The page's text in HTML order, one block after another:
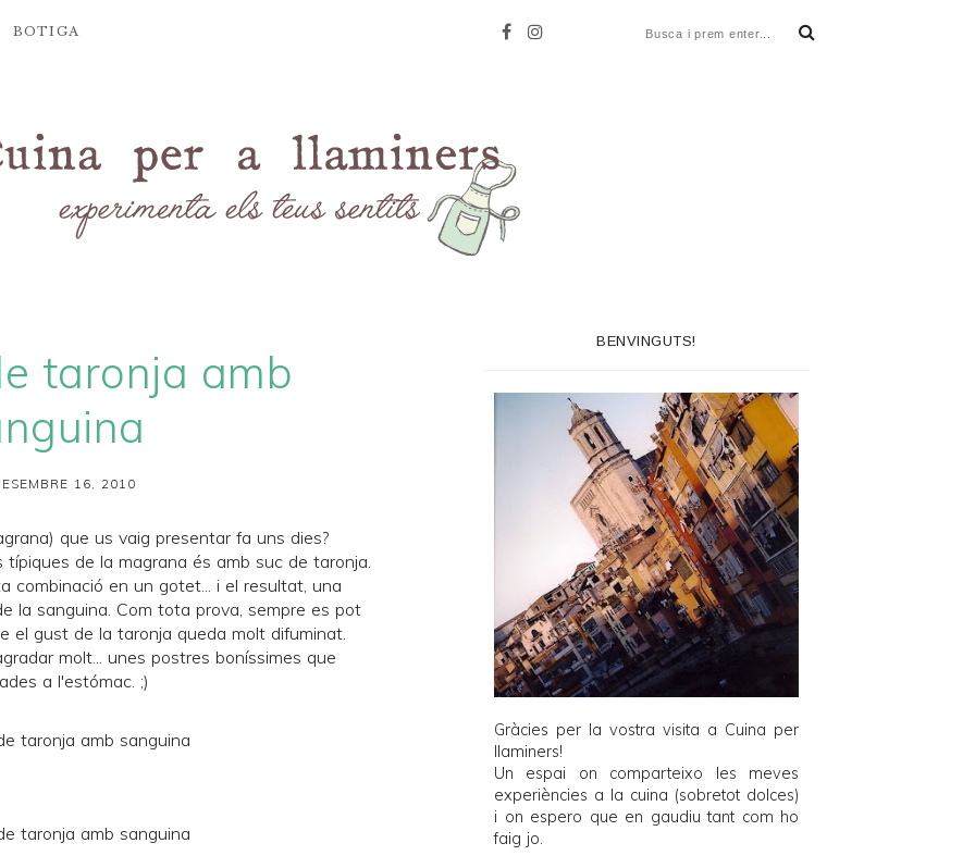
BOTIGA
taronja amb
16, 2010
que us vaig presentar fa uns dies?
típiques de la magrana és amb suc de taronja.
combinació en un gotet... i el resultat, una
la sanguina. Com tota prova, sempre es pot
el gust de la taronja queda molt difuminat.
molt... unes postres boníssimes que
a l'estómac. ;)
BENVINGUTS!
Gràcies per la vostra visita a Cuina per
llaminers!
Un espai on comparteixo les meves
experiències a la cuina (sobretot dolces)
i on espero que en gaudiu tant com ho
faig jo.